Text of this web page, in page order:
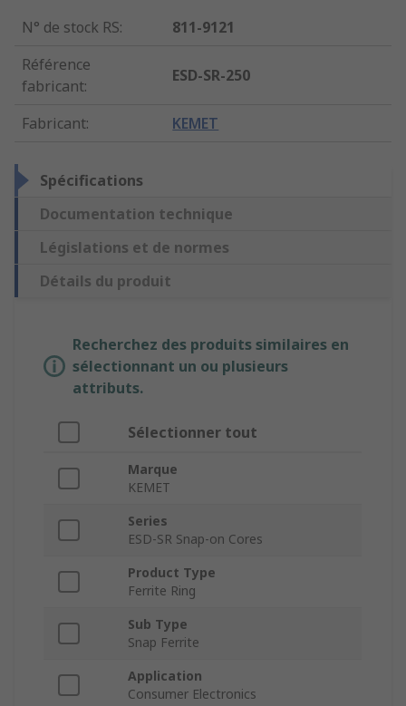
N° de stock RS:
811-9121
Référence
fabricant:
ESD-SR-250
Fabricant: KEMET
Spécifications
Documentation technique
Législations et de normes
Détails du produit
Recherchez des produits similaires en
sélectionnant un ou plusieurs
attributs.
Sélectionner tout
Marque
KEMET
Series
ESD-SR Snap-on Cores
Product Type
Ferrite Ring
Sub Type
Snap Ferrite
Application
Consumer Electronics